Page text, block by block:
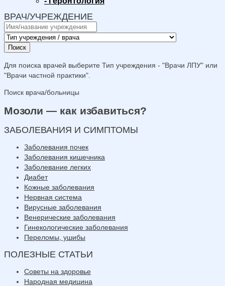
ВРАЧ/УЧРЕЖДЕНИЕ
Поиск
Для поиска врачей выберите Тип учреждения - "Врачи ЛПУ" или
"Врачи частной практики".
Поиск врача/больницы
Мозоли — как избавиться?
ЗАБОЛЕВАНИЯ И СИМПТОМЫ
Заболевания почек
Заболевания кишечника
Заболевание легких
Диабет
Кожные заболевания
Нервная система
Вирусные заболевания
Венерические заболевания
Гинекологические заболевания
Переломы, ушибы
ПОЛЕЗНЫЕ СТАТЬИ
Советы на здоровье
Народная медицина